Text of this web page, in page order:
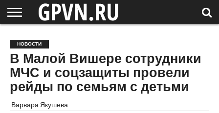
ОБЛАСТЬ
НОВОСТИ
СОСЕДЕЙ
РОССИЯ
/ МИР
СПЕЦПРОЕКТЫ
БЛОГ
СТАТЬИ
ФОТОРЕПОРТАЖИ
ИНТЕРВЬЮ
ОБЪЕКТЫ
ПОДБОРКИ
НОВОСТИ
В Малой Вишере сотрудники
МЧС и соцзащиты провели
рейды по семьям с детьми
Варвара Якушева